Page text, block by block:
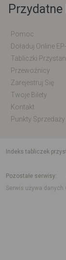
Pomoc
Tabliczki
Przewoźnicy
Zarejestruj Się
Twoje Bilety
Kontakt
Punkty Sprzedaży
indeks tabliczek
Pozostałe serwisy
Serwis używa